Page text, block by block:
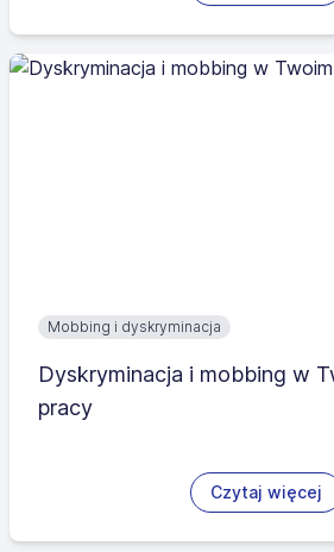
Mobbing i dyskryminacja
Dyskryminacja i mobbing w
pracy
Czytaj więcej